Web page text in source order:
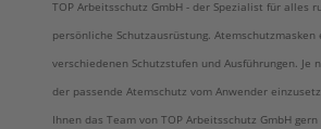
TOP Arbeitsschutz GmbH - der Spezialist für alles
persönliche Schutzausrüstung. Atemschutzmasken
verschiedenen Schutzstufen und Ausführungen. Je
der passende Atemschutz vom Anwender
Ihnen das Team von TOP Arbeitsschutz GmbH gern